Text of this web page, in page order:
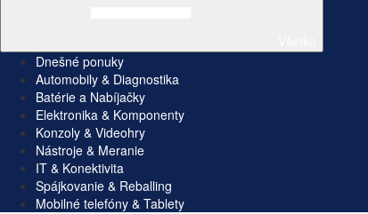
Dnešné ponuky
Automobily & Diagnostika
Batérie a Nabíjačky
Elektronika & Komponenty
Konzoly & Videohry
Nástroje & Meranie
IT & Konektivita
Spájkovanie & Reballing
Mobilné telefóny & Tablety